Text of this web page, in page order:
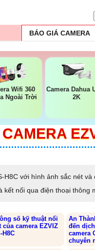
BÁO GIÁ CAMERA
Wifi 360
Ngoài Trời
Camera Dahua
2K
H8C với hình ảnh sắc nét
kết nối qua điện thoại thông
số kỹ thuật nổi
của camera EZVIZ
H8C
An
đến
camera
chuyên